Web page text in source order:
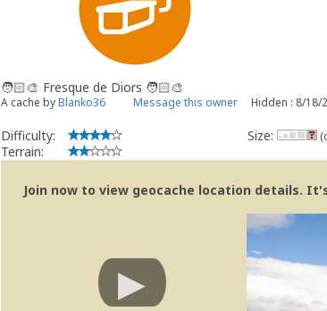
🧑🏻‍🎨 Fresque de Diors 🧑🏻‍🎨
A cache byBlanko36 Message this owner Hidden : 8/18/
Difficulty:
Terrain:
Size:
Join now to view geocache location details.